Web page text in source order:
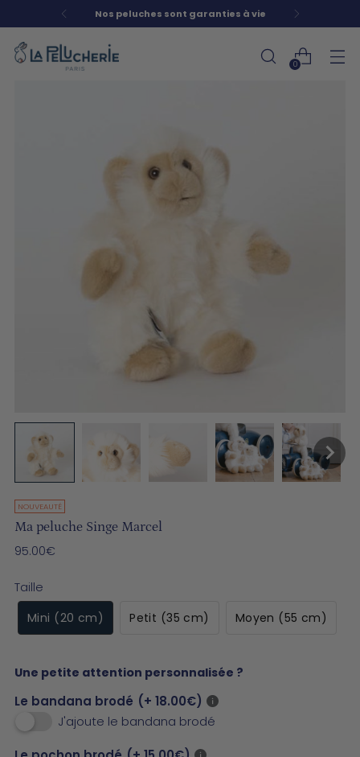
Nos peluches sont garanties à vie
0
NOUVEAUTÉ
Ma peluche Singe Marcel
Prix
95.00€
Taille
Mini (20 cm)
Petit (35 cm) Moyen (55 cm)
Une petite attention personnalisée ?
Le bandana brodé (+ 18.00€)
J'ajoute le bandana brodé